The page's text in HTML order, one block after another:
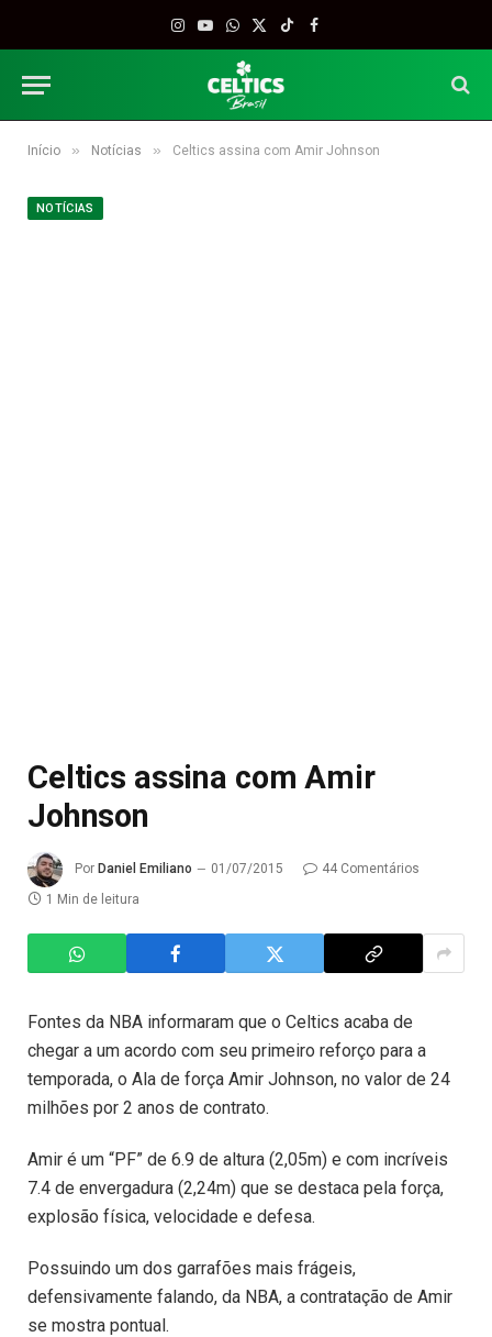
Instagram
YouTube
WhatsApp
X
TikTokFacebook
Início » Notícias » Celtics assina com Amir Johnson
NOTÍCIAS
Celtics assina com Amir
Johnson
Por Daniel Emiliano 01/07/2015
44 Comentários
1 Min de leitura
Fontes da NBA informaram que o Celtics acaba de
chegar a um acordo com seu primeiro reforço para a
temporada, o Ala de força Amir Johnson, no valor de 24
milhões por 2 anos de contrato.
Amir é um “PF” de 6.9 de altura (2,05m) e com incríveis
7.4 de envergadura (2,24m) que se destaca pela força,
explosão física, velocidade e defesa.
Possuindo um dos garrafões mais frágeis,
defensivamente falando, da NBA, a contratação de Amir
se mostra pontual.